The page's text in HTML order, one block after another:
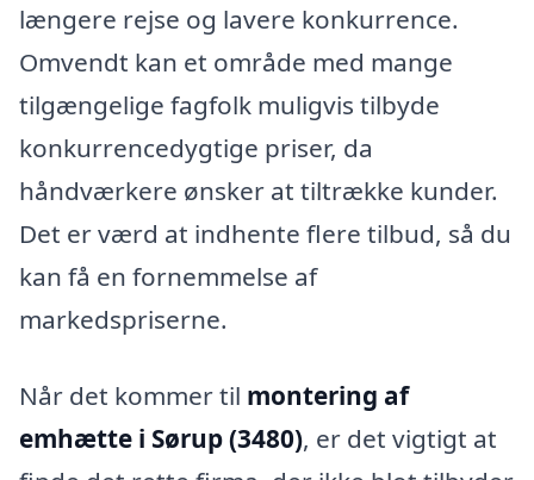
længere rejse og lavere konkurrence.
Omvendt kan et område med mange
tilgængelige fagfolk muligvis tilbyde
konkurrencedygtige priser, da
håndværkere ønsker at tiltrække kunder.
Det er værd at indhente flere tilbud, så du
kan få en fornemmelse af
markedspriserne.
Når det kommer til montering af
emhætte i Sørup (3480), er det vigtigt at